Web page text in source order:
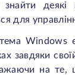
деякі
для
Windows
завдяки
на